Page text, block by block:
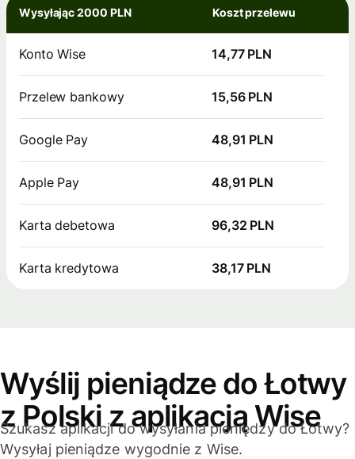
Wysyłając 2000 PLN Koszt przelewu
Konto Wise 14,77 PLN
Przelew bankowy 15,56 PLN
Google Pay 48,91 PLN
Apple Pay 48,91 PLN
Karta debetowa 96,32 PLN
Karta kredytowa 38,17 PLN
Wyślij pieniądze do Łotwy
z Polski z aplikacją Wise
Szukasz aplikacji do wysyłania pieniędzy do Łotwy?
Wysyłaj pieniądze wygodnie z Wise.